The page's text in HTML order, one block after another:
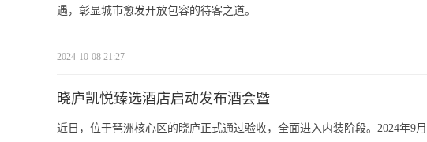
遇，彰显城市愈发开放包容的待客之道。
2024-10-08 21:27
晓庐凯悦臻选酒店启动发布酒会暨
近日，位于琶洲核心区的晓庐正式通过验收，全面进入内装阶段。2024年9